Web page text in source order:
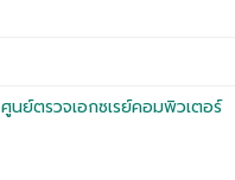
ศูนย์ตรวจเอกซเรย์คอมพิวเตอร์